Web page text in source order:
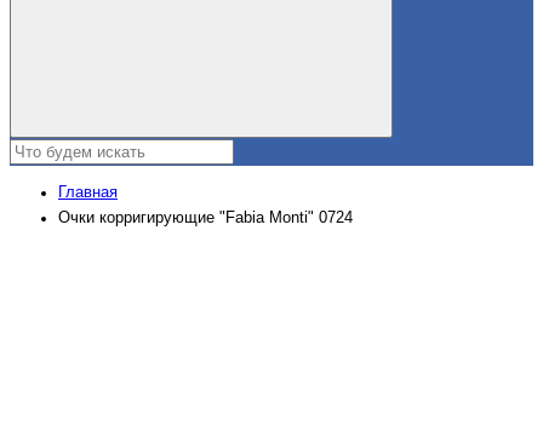
Главная
Очки корригирующие "Fabia Monti" 0724